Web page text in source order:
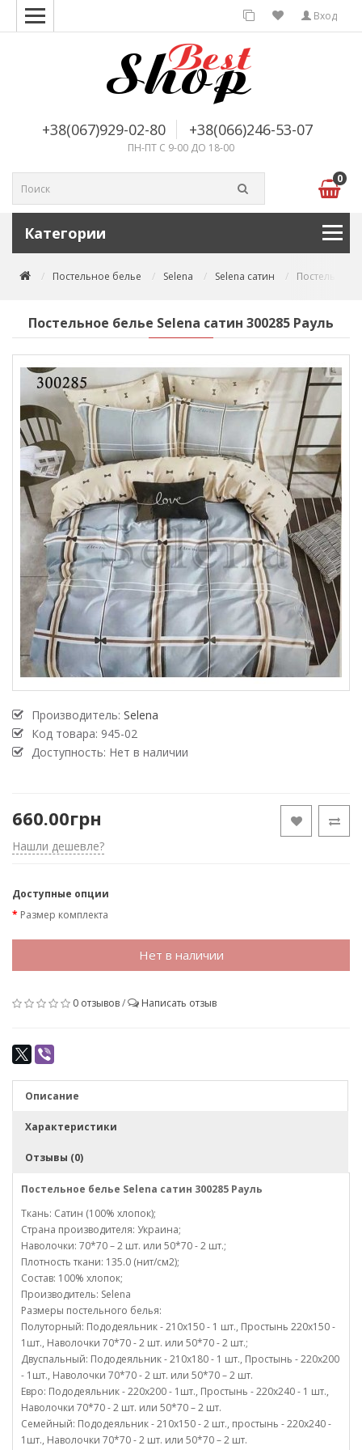
Вход
+38(067)929-02-80 +38(066)246-53-07
ПН-ПТ С 9-00 ДО 18-00
0
Категории
Постельное белье Selena Selena сатин Постельное
Постельное белье Selena сатин 300285 Рауль
Производитель: Selena
Код товара: 945-02
Доступность: Нет в наличии
660.00грн
Нашли дешевле?
Доступные опции
Размер комплекта
Нет в наличии
0 отзывов/ Написать отзыв
Описание
Характеристики
Отзывы (0)
Постельное белье Selena сатин 300285 Рауль
Ткань: Сатин (100% хлопок);
Страна производителя: Украина;
Наволочки: 70*70 – 2 шт. или 50*70 - 2 шт.;
Плотность ткани: 135.0 (нит/см2);
Состав: 100% хлопок;
Производитель: Selena
Размеры постельного белья:
Полуторный: Пододеяльник - 210х150 - 1 шт., Простынь 220х150 -
1шт., Наволочки 70*70 - 2 шт. или 50*70 - 2 шт.;
Двуспальный: Пододеяльник - 210х180 - 1 шт., Простынь - 220х200
- 1шт., Наволочки 70*70 - 2 шт. или 50*70 – 2 шт.
Евро: Пододеяльник - 220х200 - 1шт., Простынь - 220х240 - 1 шт.,
Наволочки 70*70 - 2 шт. или 50*70 – 2 шт.
Семейный: Пододеяльник - 210х150 - 2 шт., простынь - 220х240 -
1шт., Наволочки 70*70 - 2 шт. или 50*70 – 2 шт.